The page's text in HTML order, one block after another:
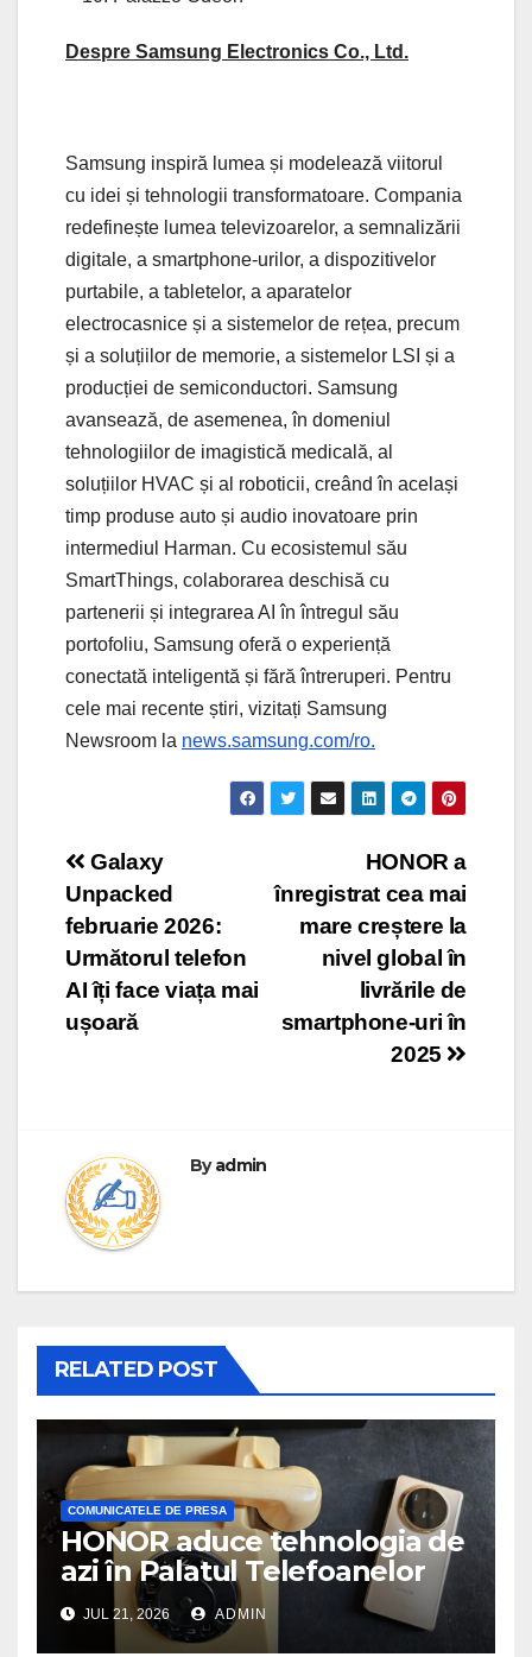
Despre Samsung Electronics Co., Ltd.
Samsung inspiră lumea și modelează viitorul
cu idei și tehnologii transformatoare. Compania
redefinește lumea televizoarelor, a semnalizării
digitale, a smartphone-urilor, a dispozitivelor
purtabile, a tabletelor, a aparatelor
electrocasnice și a sistemelor de rețea, precum
și a soluțiilor de memorie, a sistemelor LSI și a
producției de semiconductori. Samsung
avansează, de asemenea, în domeniul
tehnologiilor de imagistică medicală, al
soluțiilor HVAC și al roboticii, creând în același
timp produse auto și audio inovatoare prin
intermediul Harman. Cu ecosistemul său
SmartThings, colaborarea deschisă cu
partenerii și integrarea AI în întregul său
portofoliu, Samsung oferă o experiență
conectată inteligentă și fără întreruperi. Pentru
cele mai recente știri, vizitați Samsung
Newsroom la news.samsung.com/ro.
Post
navigation
HONOR a
înregistrat cea mai
mare creștere la
nivel global în
livrările de
smartphone-uri în
2025
Galaxy
Unpacked
februarie 2026:
Următorul telefon
AI îți face viața mai
ușoară
Byadmin
RELATED POST
COMUNICATELE DE PRESA
HONOR aduce tehnologia de
azi în Palatul Telefoanelor
JUL 21, 2026 ADMIN